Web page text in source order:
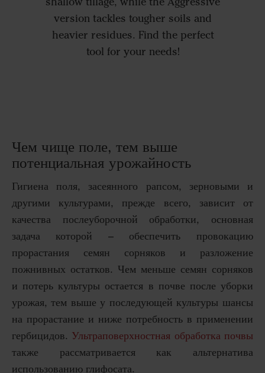
version tackles tougher soils and
heavier residues. Find the perfect
tool for your needs!
Чем чище поле, тем выше
потенциальная урожайность
Гигиена поля, засеянного рапсом, зерновыми и
другими культурами, прежде всего, зависит от
качества послеуборочной обработки, основная
задача которой – обеспечить провокацию
прорастания семян сорняков и разложение
пожнивных остатков. Чем меньше семян сорняков
и потерь культуры остается в почве после уборки
урожая, тем выше у последующей культуры шансы
на прорастание и ниже потребность в применении
гербицидов. Ультраповерхностная обработка почвы
также рассматривается как альтернатива
использованию глифосата.